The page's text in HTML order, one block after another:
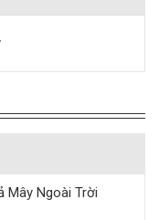
Mây Ngoài Trời